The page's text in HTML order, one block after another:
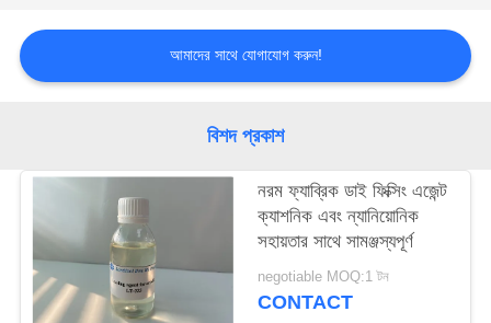
খবর
উদ্ধৃতির
আবেদন
সাইট
ম্যাপ
আমাদের সাথে যোগাযোগ করুন!
বিশদ প্রকাশ
নরম ফ্যাব্রিক ডাই ফিক্সিং এজেন্ট
ক্যাশনিক এবং ন্যানিয়োনিক
সহায়তার সাথে সামঞ্জস্যপূর্ণ
negotiable MOQ:1 টন
CONTACT